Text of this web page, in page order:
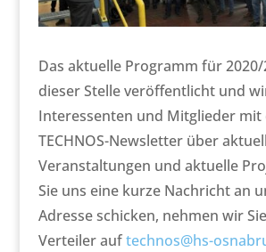
Das aktuelle Programm für
dieser Stelle veröffentlicht und
Interessenten und Mitglieder mit
TECHNOS-Newsletter über
Veranstaltungen und aktuelle
Sie uns eine kurze Nachricht an
Adresse schicken, nehmen wir
Verteiler auftechnos@hs-